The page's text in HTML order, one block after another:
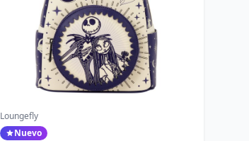
Loungefly
Nuevo